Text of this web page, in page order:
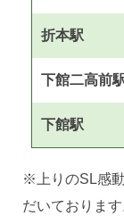
折本駅
下館二高前
下館駅
※上りのSL感
だいておりま